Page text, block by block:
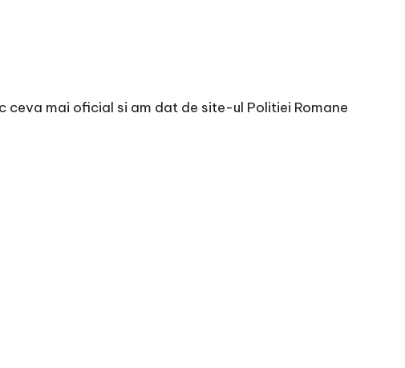
ceva mai oficial si am dat de site-ul Politiei Romane